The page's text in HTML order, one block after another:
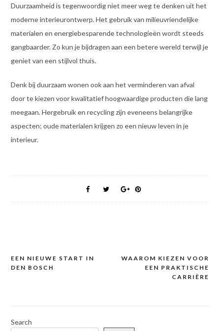
Duurzaamheid is tegenwoordig niet meer weg te denken uit het
moderne interieurontwerp. Het gebruik van milieuvriendelijke
materialen en energiebesparende technologieën wordt steeds
gangbaarder. Zo kun je bijdragen aan een betere wereld terwijl je
geniet van een stijlvol thuis.
Denk bij duurzaam wonen ook aan het verminderen van afval
door te kiezen voor kwalitatief hoogwaardige producten die lang
meegaan. Hergebruik en recycling zijn eveneens belangrijke
aspecten; oude materialen krijgen zo een nieuw leven in je
interieur.
Post
EEN NIEUWE START IN
DEN BOSCH
WAAROM KIEZEN VOOR
EEN PRAKTISCHE
CARRIÈRE
Search